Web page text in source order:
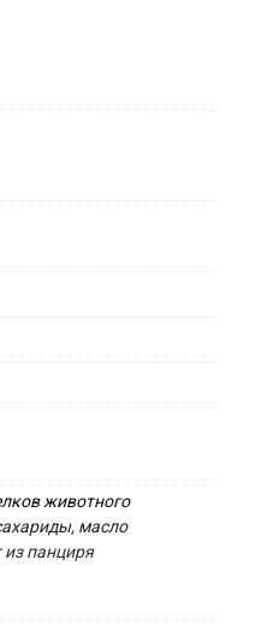
животного
масло
из панциря